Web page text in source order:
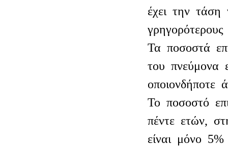
έχει την
Τα ποσοστά
του πνεύμονα
οποιονδήποτε
Το ποσοστό
πέντε ετών,
είναι μόνο